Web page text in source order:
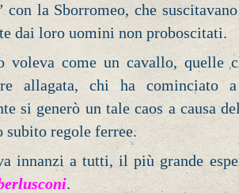
con la Sborromeo, che
dai loro uomini non proboscitati.
voleva come un cavallo, quelle
allagata, chi ha cominciato
si generò un tale caos a causa
subito regole ferree.
innanzi a tutti, il più grande
.